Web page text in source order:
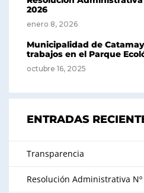
2026
enero 8, 2026
Municipalidad de
trabajos en el Parque
octubre 16, 2025
ENTRADAS
Transparencia
Resolución Administrativa Nº